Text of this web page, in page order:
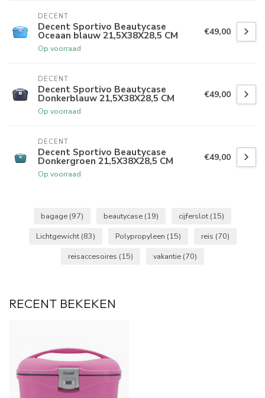
DECENT
Decent Sportivo Beautycase
Oceaan blauw 21,5X38X28,5 CM
Op voorraad
€49,00
DECENT
Decent Sportivo Beautycase
Donkerblauw 21,5X38X28,5 CM
Op voorraad
€49,00
DECENT
Decent Sportivo Beautycase
Donkergroen 21,5X38X28,5 CM
Op voorraad
€49,00
bagage (97) beautycase (19) cijferslot (15)
Lichtgewicht (83) Polypropyleen (15) reis (70)
reisaccesoires (15) vakantie (70)
RECENT BEKEKEN